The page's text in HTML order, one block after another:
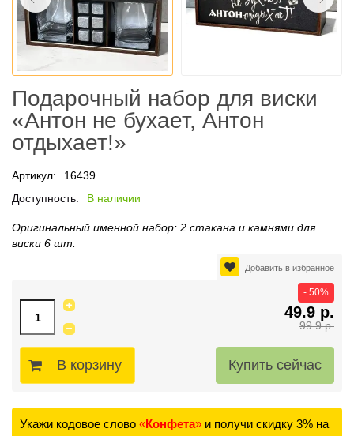
Подарочный набор для виски
«Антон не бухает, Антон
отдыхает!»
Артикул:
16439
Доступность:
В наличии
Оригинальный именной набор: 2 стакана и камнями для
виски 6 шт.
Добавить в избранное
99.9 р.
49.9 р.
- 50%
В корзину
Укажи кодовое слово «Конфета» и получи скидку 3% на